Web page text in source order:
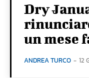
Dry
un mese
ANDREA TURCO - 12